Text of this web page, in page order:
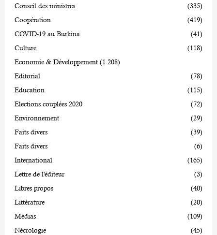
Conseil des ministres
(335)
Coopération
(419)
COVID-19 au Burkina
(41)
Culture
(118)
Economie & Développement (1 208)
Editorial
(78)
Education
(115)
Elections couplées 2020
(72)
Environnement
(29)
Faits divers
(39)
Faits divers
(6)
International
(165)
Lettre de l'éditeur
(3)
Libres propos
(40)
Littérature
(20)
Médias
(109)
Nécrologie
(45)